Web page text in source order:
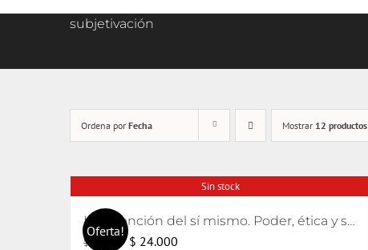
subjetivación
Ordena por Fecha Mostrar 12 productos
Sin stock
Oferta!
La invención del sí mismo. Poder, ética y subjetivación
$
El
$ 24.000